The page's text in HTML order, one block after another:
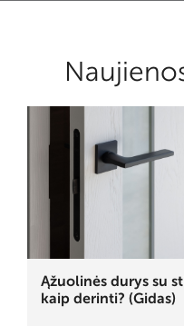
Ąžuolinės durys su
kaip derinti? (Gidas)